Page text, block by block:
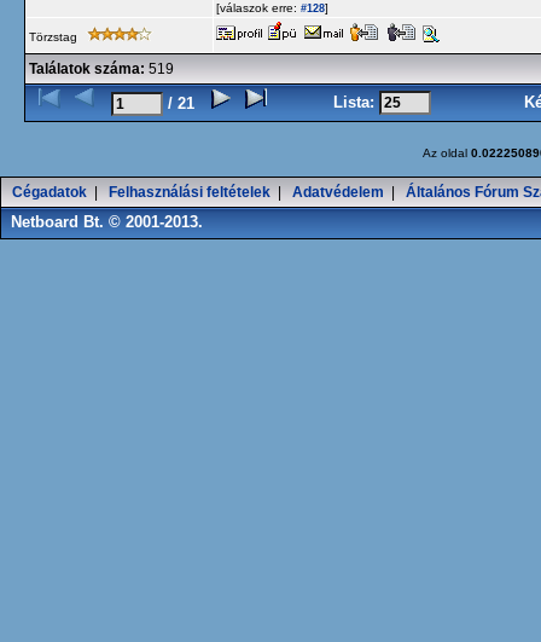
[válaszok erre: #128]
Törzstag
Találatok száma: 519
/ 21 Lista:
Az oldal
Cégadatok Felhasználási feltételek Adatvédelem Általános Fórum
Netboard Bt. © 2001-2013.